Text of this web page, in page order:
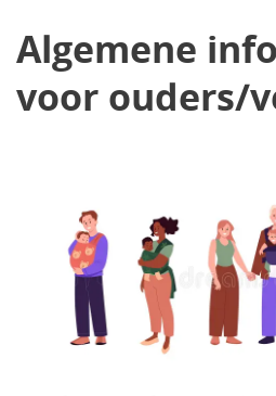
Algemene
voor ouders/